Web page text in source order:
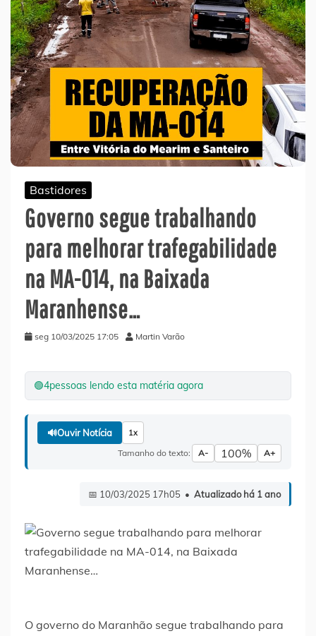
Bastidores
Governo segue trabalhando
para melhorar trafegabilidade
na MA-014, na Baixada
Maranhense…
seg 10/03/2025 17:05 Martin Varão
🟢4pessoas lendo esta matéria agora
🔊Ouvir Notícia 1x
Tamanho do texto: A- 100% A+
📅 10/03/2025 17h05 • Atualizado há 1 ano
O governo do Maranhão segue trabalhando para